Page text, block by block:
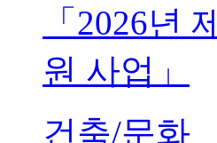
「2026년
원 사업」
건축/문화